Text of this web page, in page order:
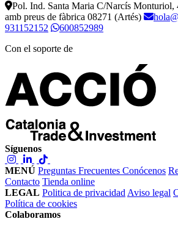
Pol. Ind. Santa Maria C/Narcís Monturiol,
amb preus de fàbrica 08271 (Artés)
931152152
600852989
Con el soporte de
Síguenos
MENÚ Preguntas Frecuentes Conócenos
Contacto Tienda online
LEGAL Politica de privacidad Aviso legal
Política de cookies
Colaboramos